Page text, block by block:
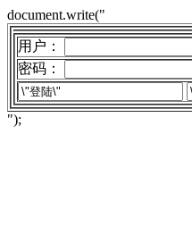
document.write("
用户：
密码：
");